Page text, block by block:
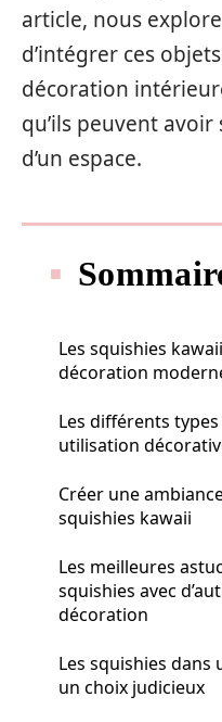
article, nous
d’intégrer ces
décoration
qu’ils peuvent avoir
d’un espace.
Les squishies
décoration
Les différents
utilisation
Créer une
squishies kawaii
Les meilleures
squishies avec
décoration
Les squishies dans
un choix judicieux